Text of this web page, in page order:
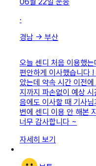
·
경남 → 부산
오늘 센디 처음 이용했
편안하게 이사했습니다
았는데 약속 시간 이전
지까지 파손없이 예상
음에도 이사할 때 기사
변에 센디 이용 안 해본
너무 감사합니다 ~
자세히 보기